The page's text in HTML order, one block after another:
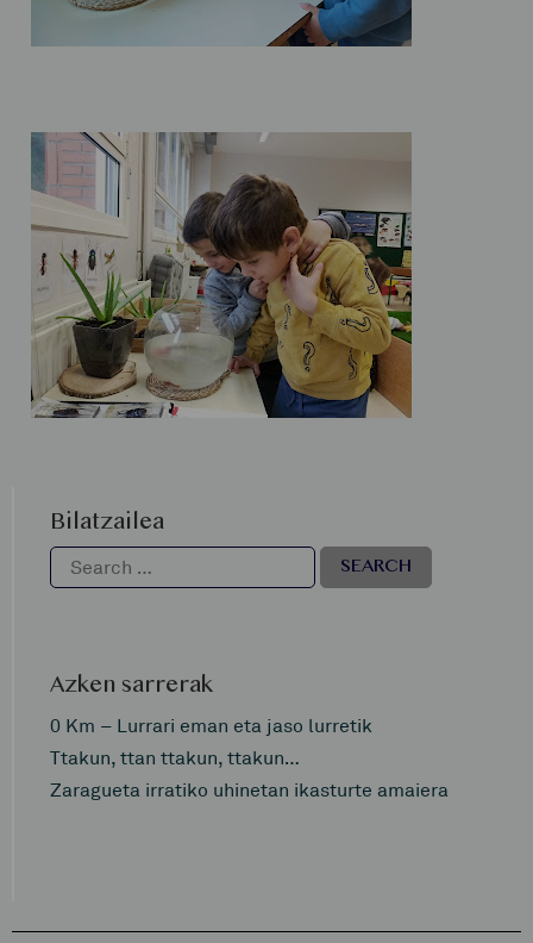
Bilatzailea
Azken sarrerak
0 Km – Lurrari eman eta jaso lurretik
Ttakun, ttan ttakun, ttakun…
Zaragueta irratiko uhinetan ikasturte amaiera